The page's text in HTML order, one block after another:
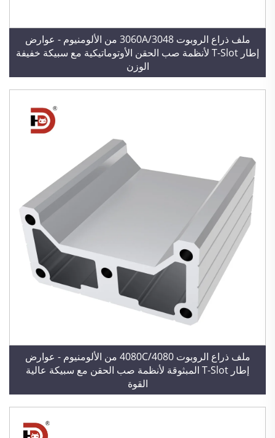
ملف ذراع الروبوت 3060A/3048 من الألومنيوم - عوارض
إطار T-Slot لأنظمة صب الحقن الأوتوماتيكية مع سبيكة خفيفة
الوزن
ملف ذراع الروبوت 4080C/4080 من الألومنيوم - عوارض
إطار T-Slot المبثوقة لأنظمة صب الحقن مع سبيكة عالية
القوة